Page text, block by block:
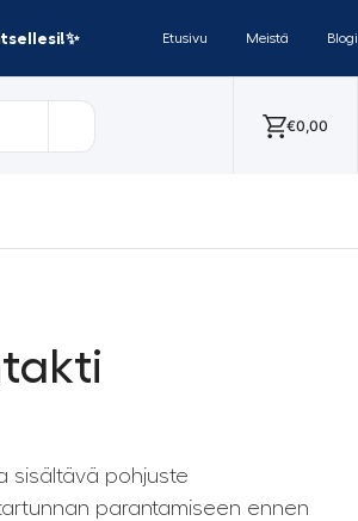
Etusivu Meistä Blogi
€0,00
sisältävä pohjuste
parantamiseen ennen